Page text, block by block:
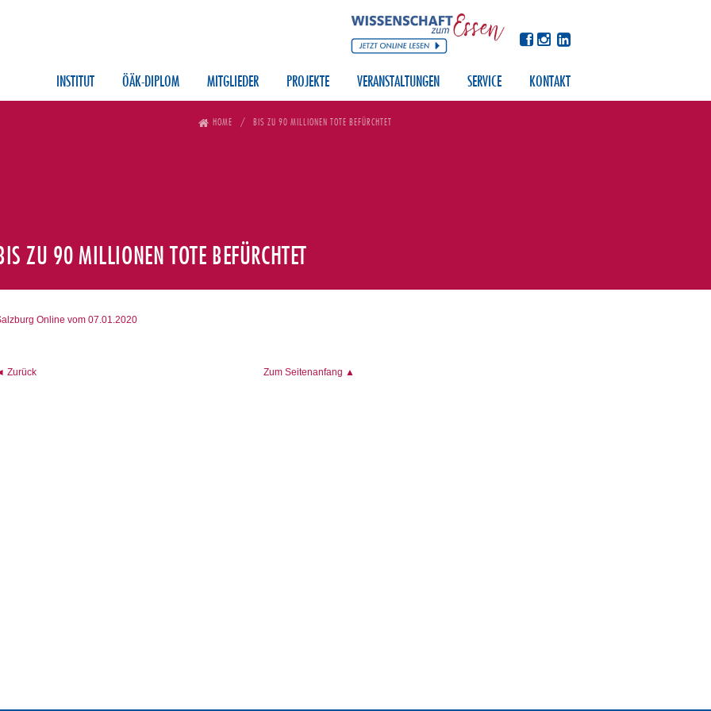
INSTITUT ÖÄK-DIPLOM MITGLIEDER PROJEKTE VERANSTALTUNGEN SERVICE KONTAKT
HOME BIS ZU 90 MILLIONEN TOTE BEFÜRCHTET
ZU 90 MILLIONEN TOTE BEFÜRCHTET
Online vom 07.01.2020
Zurück Zum Seitenanfang ▲